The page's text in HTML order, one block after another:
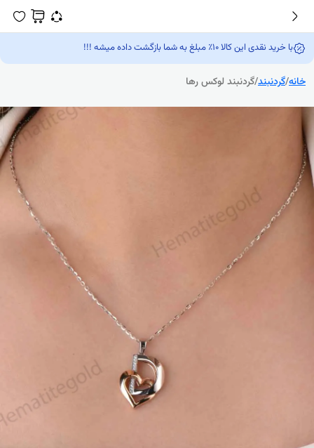
با خرید نقدی این کالا 10٪ مبلغ به شما بازگشت داده میشه !!!
خانه/گردنبند/گردنبند لوکس رها